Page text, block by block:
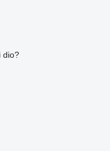
dio?